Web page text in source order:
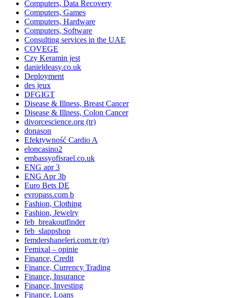
Computers, Data Recovery
Computers, Games
Computers, Hardware
Computers, Software
Consulting services in the UAE
COVEGE
Czy Keramin jest
danieldeasy.co.uk
Deployment
des jeux
DFGIGT
Disease & Illness, Breast Cancer
Disease & Illness, Colon Cancer
divorcescience.org (tr)
donason
Efektywność Cardio A
eloncasino2
embassyofisrael.co.uk
ENG apr 3
ENG Apr 3b
Euro Bets DE
evropass.com b
Fashion, Clothing
Fashion, Jewelry
feb_breakoutfinder
feb_slappshop
femdershaneleri.com.tr (tr)
Femixal – opinie
Finance, Credit
Finance, Currency Trading
Finance, Insurance
Finance, Investing
Finance, Loans